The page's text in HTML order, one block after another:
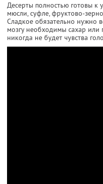
Десерты полностью готовы к
мюсли, суфле, фруктово-
Сладкое обязательно нужно
мозгу необходимы сахар или
никогда не будет чувства